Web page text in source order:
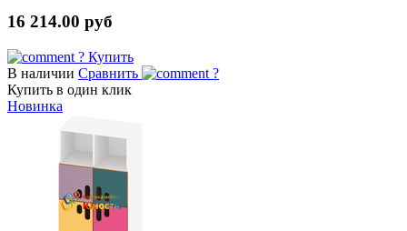
16 214.00 руб
? Купить
В наличии Сравнить
?
Купить в один клик
Новинка